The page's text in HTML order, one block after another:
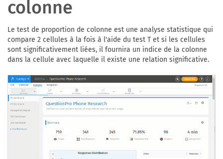
colonne
Le test de proportion de colonne est une analyse statistique qui
compare 2 cellules à la fois à l'aide du test T et si les cellules
sont significativement liées, il fournira un indice de la colonne
dans la cellule avec laquelle il existe une relation significative.